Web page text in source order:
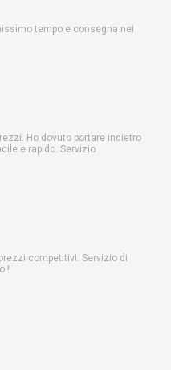
tempo e consegna nei
Ho dovuto portare indietro
e rapido. Servizio
competitivi. Servizio di
!